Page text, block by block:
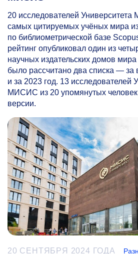
20 исследователей
самых цитируемых учёных мира
по библиометрической базе
рейтинг опубликовал один из
научных издательских домов
было рассчитано два списка — за
и за 2023 год. 13 исследователей
МИСИС из 20 упомянутых
версии.
20 СЕНТЯБРЯ 2024 ГОДА